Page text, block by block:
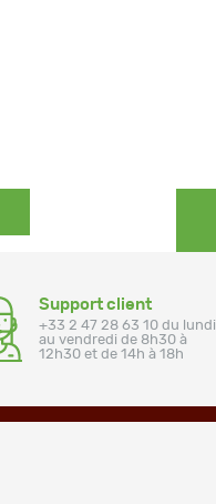
Support client
+33 2 47 28 63 10 du lundi
au vendredi de 8h30 à
12h30 et de 14h à 18h